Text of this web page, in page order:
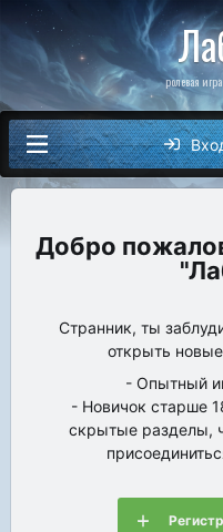
ролевая
Странник, ты
открыть
- Опытный
- Новичок старше
скрытые разделы,